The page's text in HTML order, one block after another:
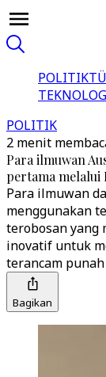
POLITIK
POLITIK
2 menit
Para ilmuwan
pertama melalui
Para ilmuwan
menggunakan
terobosan yang
inovatif untuk
terancam
Bagikan